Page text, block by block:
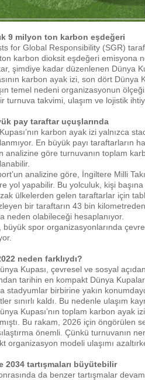
9 milyon ton karbon eşdeğeri
for Global Responsibility (SGR)
karbon dioksit eşdeğeri emisyona
şimdiye kadar düzenlenen Dünya
karbon ayak izi, son dört Dünya
temel nedeni organizasyonun
turnuva takvimi, ulaşım ve lojistik
pay taraftar uçuşlarında
karbon ayak izi yalnızca
En büyük payı taraftarların
analizine göre turnuvanın toplam
analizine göre, İngiltere Milli
yol yapabilir. Bu yolculuk, kişi
ülkelerden gelen taraftarlar için
bir taraftarın 43 bin
neden olabileceği hesaplanıyor.
büyük spor organizasyonlarında
neden farklıydı?
Kupası, çevresel ve sosyal
tarihin en kompakt Dünya
stadyumlar birbirine yakın
sınırlı kaldı. Bu nedenle ulaşım
Kupası’nın toplam karbon ayak
Bu rakam, 2026 için öngörülen
önemli. Çünkü turnuvanın
organizasyon modeli ulaşımı
2034 tartışmaları büyütebilir
da benzer tartışmalar